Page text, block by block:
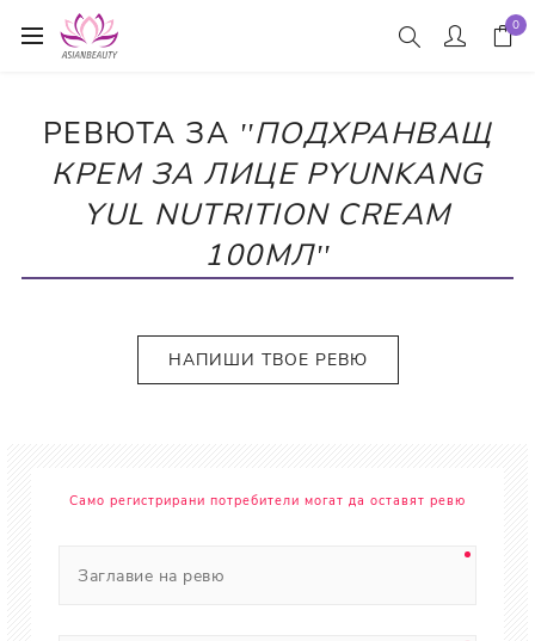
0
РЕВЮТА ЗА
ПОДХРАНВАЩ
КРЕМ ЗА ЛИЦЕ PYUNKANG
YUL NUTRITION CREAM
100МЛ
НАПИШИ ТВОЕ РЕВЮ
Само регистрирани потребители могат да оставят ревю